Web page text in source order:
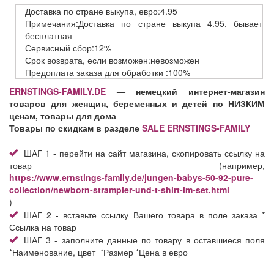
Доставка по стране выкупа, евро:4.95
Примечания:Доставка по стране выкупа 4.95, бывает
бесплатная
Сервисный сбор:12%
Срок возврата, если возможен:невозможен
Предоплата заказа для обработки :100%
ERNSTINGS-FAMILY.DE — немецкий интернет-магазин
товаров для женщин, беременных и детей по НИЗКИМ
ценам, товары для дома
Товары по скидкам в разделе SALE ERNSTINGS-FAMILY
ШАГ 1 - перейти на сайт магазина, скопировать ссылку на
товар (например,
https://www.ernstings-family.de/jungen-babys-50-92-pure-
collection/newborn-strampler-und-t-shirt-im-set.html
)
ШАГ 2 - вставьте ссылку Вашего товара в поле заказа *
Ссылка на товар
ШАГ 3 - заполните данные по товару в оставшиеся поля
*Наименование, цвет *Размер *Цена в евро